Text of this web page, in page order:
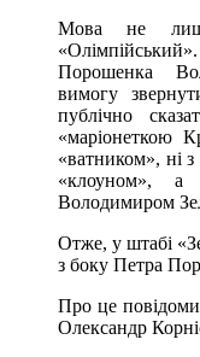
Мова не
Порошенка
вимогу
публічно
«маріонеткою
«ватником», ні
«клоуном», а
Володимиром
Отже, у штабі
з боку Петра
Про це
Олександр